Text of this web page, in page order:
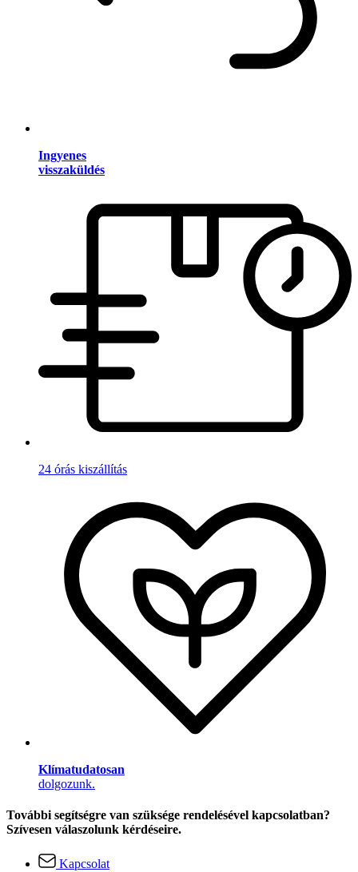
Ingyenes
visszaküldés
24 órás kiszállítás
Klímatudatosan
dolgozunk.
További segítségre van szüksége rendelésével kapcsolatban?
Szívesen válaszolunk kérdéseire.
Kapcsolat